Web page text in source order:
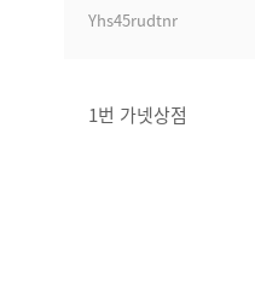
Yhs45rudtnr
1번 가넷상점